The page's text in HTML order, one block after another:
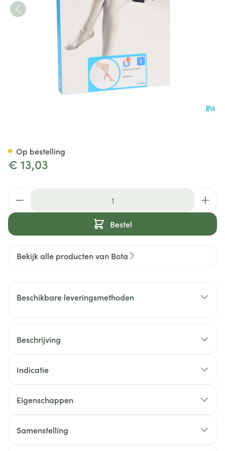
€ 13,03
Bestel
Op bestelling
Bekijk alle producten van Bota
Beschikbare leveringsmethoden
Beschrijving
Indicatie
Eigenschappen
Samenstelling